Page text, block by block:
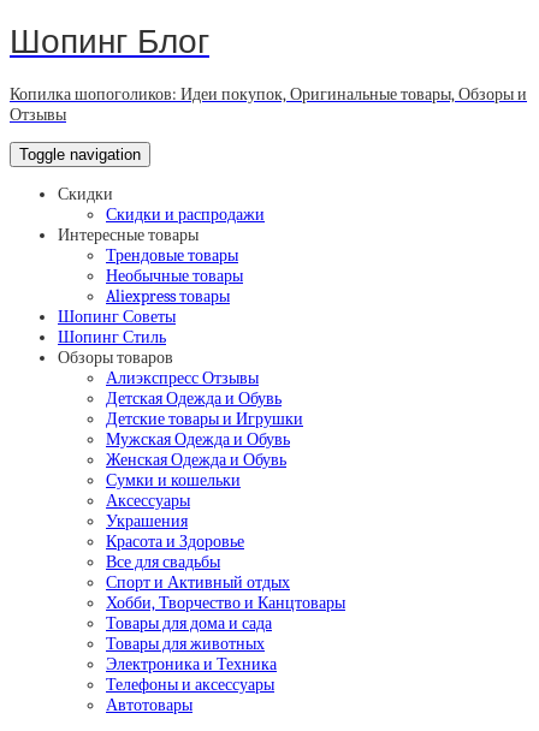
Шопинг Блог
Копилка шопоголиков: Идеи покупок, Оригинальные товары, Обзоры и
Отзывы
Toggle navigation
Скидки
Скидки и распродажи
Интересные товары
Трендовые товары
Необычные товары
Aliexpress товары
Шопинг Советы
Шопинг Стиль
Обзоры товаров
Алиэкспресс Отзывы
Детская Одежда и Обувь
Детские товары и Игрушки
Мужская Одежда и Обувь
Женская Одежда и Обувь
Сумки и кошельки
Аксессуары
Украшения
Красота и Здоровье
Все для свадьбы
Спорт и Активный отдых
Хобби, Творчество и Канцтовары
Товары для дома и сада
Товары для животных
Электроника и Техника
Телефоны и аксессуары
Автотовары